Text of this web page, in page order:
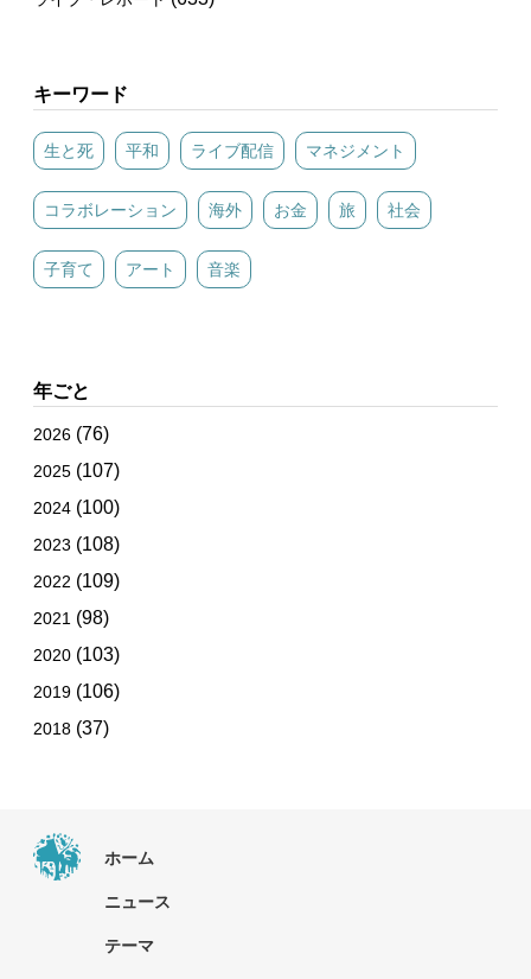
キーワード
生と死 平和 ライブ配信 マネジメント
コラボレーション 海外 お金 旅 社会
子育て アート 音楽
年ごと
2026 (76)
2025 (107)
2024 (100)
2023 (108)
2022 (109)
2021 (98)
2020 (103)
2019 (106)
2018 (37)
ホーム
ニュース
テーマ